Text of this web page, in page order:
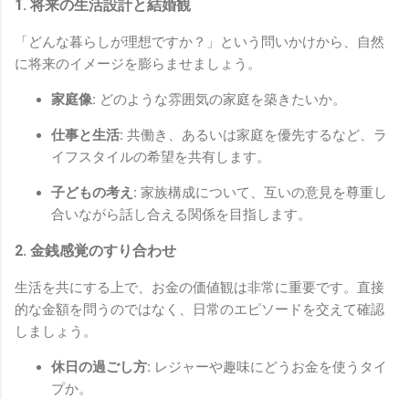
1. 将来の生活設計と結婚観
「どんな暮らしが理想ですか？」という問いかけから、自然
に将来のイメージを膨らませましょう。
家庭像: どのような雰囲気の家庭を築きたいか。
仕事と生活: 共働き、あるいは家庭を優先するなど、ラ
イフスタイルの希望を共有します。
子どもの考え: 家族構成について、互いの意見を尊重し
合いながら話し合える関係を目指します。
2. 金銭感覚のすり合わせ
生活を共にする上で、お金の価値観は非常に重要です。直接
的な金額を問うのではなく、日常のエピソードを交えて確認
しましょう。
休日の過ごし方: レジャーや趣味にどうお金を使うタイ
プか。